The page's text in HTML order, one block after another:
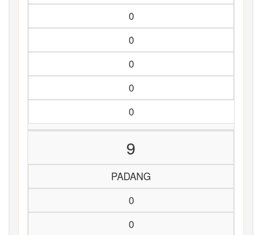
0
0
0
0
0
9
PADANG
0
0